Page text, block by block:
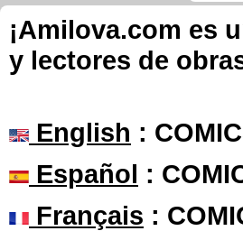
¡Amilova.com es
y lectores de
English :
Español :
Français :